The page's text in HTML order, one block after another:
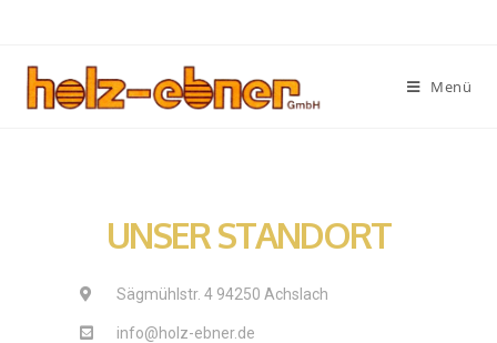
Menü
UNSER STANDORT
Sägmühlstr. 4 94250 Achslach
info@holz-ebner.de